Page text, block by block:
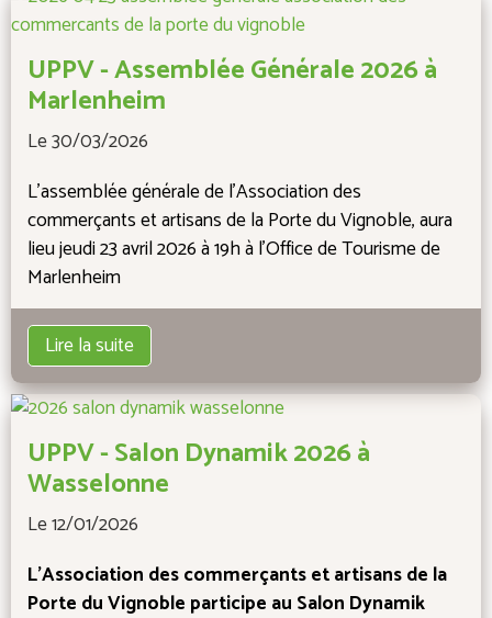
UPPV - Assemblée Générale 2026 à
Marlenheim
Le 30/03/2026
L'assemblée générale de l'Association des
commerçants et artisans de la Porte du Vignoble, aura
lieu jeudi 23 avril 2026 à 19h à l'Office de Tourisme de
Marlenheim
Lire la suite
UPPV - Salon Dynamik 2026 à
Wasselonne
Le 12/01/2026
L'Association des commerçants et artisans de la
Porte du Vignoble participe au Salon Dynamik